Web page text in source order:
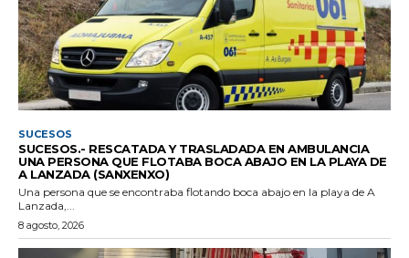
SUCESOS
SUCESOS.- RESCATADA Y TRASLADADA EN AMBULANCIA
UNA PERSONA QUE FLOTABA BOCA ABAJO EN LA PLAYA DE
A LANZADA (SANXENXO)
Una persona que se encontraba flotando boca abajo en la playa de A
Lanzada,...
8 agosto, 2026